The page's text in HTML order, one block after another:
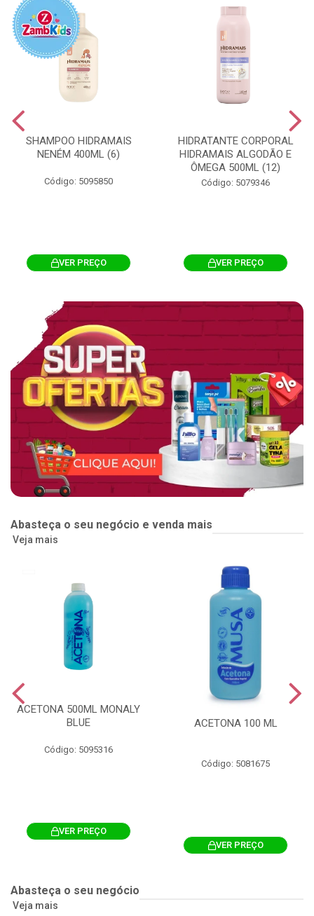
SHAMPOO HIDRAMAIS
NENÉM 400ML (6)
Código: 5095850
VER PREÇO
HIDRATANTE CORPORAL
HIDRAMAIS ALGODÃO E
ÔMEGA 500ML (12)
Código: 5079346
VER PREÇO
Abasteça o seu negócio e venda mais
Veja mais
ACETONA 500ML MONALY
BLUE
Código: 5095316
VER PREÇO
ACETONA 100 ML
Código: 5081675
VER PREÇO
Abasteça o seu negócio
Veja mais